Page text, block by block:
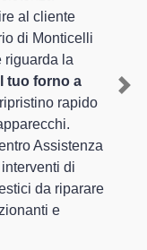
al cliente
di Monticelli
riguarda la
tuo forno a
rapido
Assistenza
di
da riparare
e